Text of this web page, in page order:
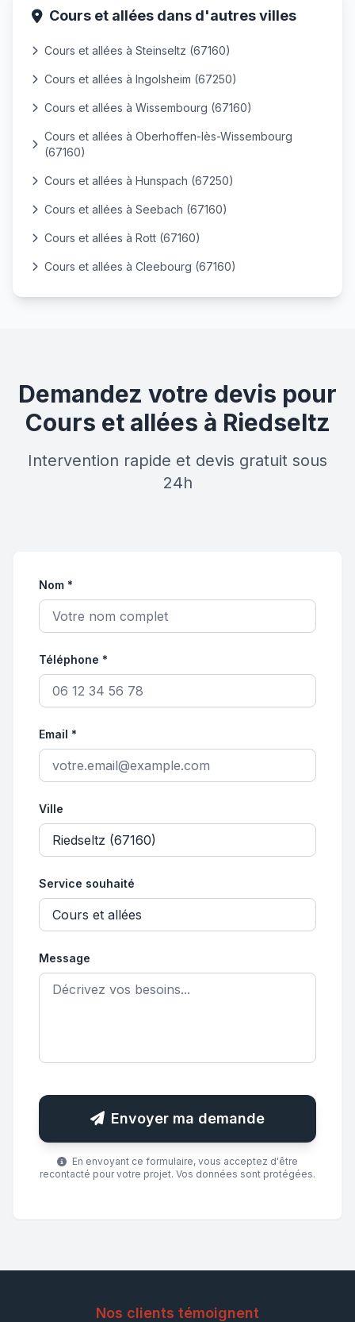
Cours et allées dans d'autres villes
Cours et allées à Steinseltz (67160)
Cours et allées à Ingolsheim (67250)
Cours et allées à Wissembourg (67160)
Cours et allées à Oberhoffen-lès-Wissembourg
(67160)
Cours et allées à Hunspach (67250)
Cours et allées à Seebach (67160)
Cours et allées à Rott (67160)
Cours et allées à Cleebourg (67160)
Demandez votre devis pour
Cours et allées à Riedseltz
Intervention rapide et devis gratuit sous
24h
Nom *
Téléphone *
Email *
Ville
Service souhaité
Message
Envoyer ma demande
En envoyant ce formulaire, vous acceptez d'être
recontacté pour votre projet. Vos données sont protégées.
Nos clients témoignent